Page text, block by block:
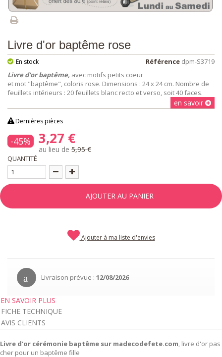
Livre d'or baptême rose
Référence dpm-S3719
En stock
Livre d'or baptême, avec motifs petits coeur
et mot "baptême", coloris rose. Dimensions : 24 x 24 cm. Nombre de
feuillets intérieurs : 20 feuillets blanc recto et verso, soit 40 faces.
en savoir
Dernières pièces
-45% 3,27 €
au lieu de 5,95 €
QUANTITÉ
AJOUTER AU PANIER
Ajouter à ma liste d'envies
Livraison prévue : 12/08/2026
EN SAVOIR PLUS
FICHE TECHNIQUE
AVIS CLIENTS
Livre d'or cérémonie baptême sur madecodefete.com , livre d'or pas
cher pour un baptême fille